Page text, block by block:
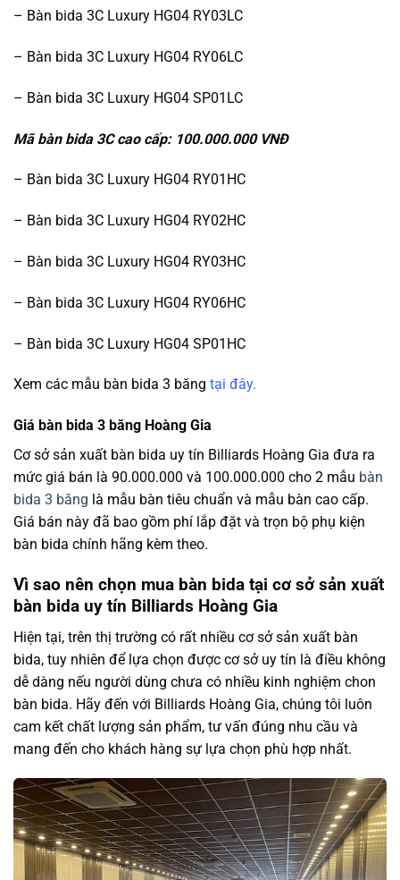
– Bàn bida 3C Luxury HG04 RY03LC
– Bàn bida 3C Luxury HG04 RY06LC
– Bàn bida 3C Luxury HG04 SP01LC
Mã bàn bida 3C cao cấp: 100.000.000 VNĐ
– Bàn bida 3C Luxury HG04 RY01HC
– Bàn bida 3C Luxury HG04 RY02HC
– Bàn bida 3C Luxury HG04 RY03HC
– Bàn bida 3C Luxury HG04 RY06HC
– Bàn bida 3C Luxury HG04 SP01HC
Xem các mẫu bàn bida 3 băng tại đây.
Giá bàn bida 3 băng Hoàng Gia
Cơ sở sản xuất bàn bida uy tín Billiards Hoàng Gia đưa ra
mức giá bán là 90.000.000 và 100.000.000 cho 2 mẫu bàn
bida 3 băng là mẫu bàn tiêu chuẩn và mẫu bàn cao cấp.
Giá bán này đã bao gồm phí lắp đặt và trọn bộ phụ kiện
bàn bida chính hãng kèm theo.
Vì sao nên chọn mua bàn bida tại cơ sở sản xuất
bàn bida uy tín Billiards Hoàng Gia
Hiện tại, trên thị trường có rất nhiều cơ sở sản xuất bàn
bida, tuy nhiên để lựa chọn được cơ sở uy tín là điều không
dễ dàng nếu người dùng chưa có nhiều kinh nghiệm chon
bàn bida. Hãy đến với Billiards Hoàng Gia, chúng tôi luôn
cam kết chất lượng sản phẩm, tư vấn đúng nhu cầu và
mang đến cho khách hàng sự lựa chọn phù hợp nhất.